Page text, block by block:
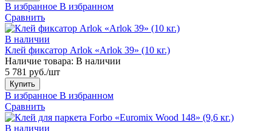
В избранное В избранном
Сравнить
В наличии
Клей фиксатор Arlok «Arlok 39» (10 кг.)
Наличие товара: В наличии
5 781 руб./шт
Купить
В избранное В избранном
Сравнить
В наличии